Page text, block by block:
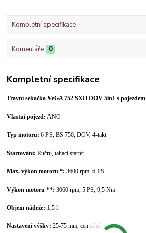
Kompletní specifikace
Komentáře 0
Kompletní specifikace
Travní sekačka VeGA 752 SXH DOV 5in1 s pojezdem
Vlastní pojezd: ANO
Typ motoru:6 PS, BS 750, DOV, 4-takt
Startování: Ruční, tahací startér
Max. výkon motoru *: 3600 rpm, 6 PS
Výkon motoru **: 3060 rpm, 5 PS, 9,5 Nm
Objem nádrže: 1,5 l
Nastavení výšky: 25-75 mm, centrální